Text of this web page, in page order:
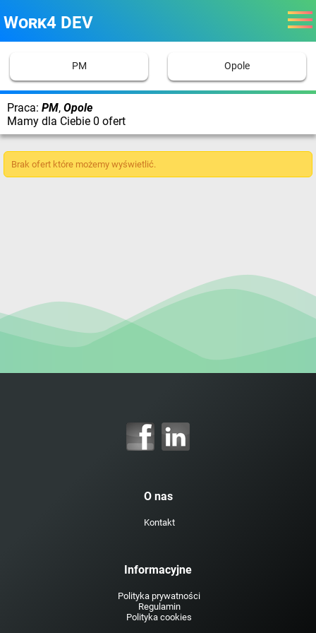
Work4 DEV
PM Opole
Praca: PM, Opole
Mamy dla Ciebie 0 ofert
Brak ofert które możemy wyświetlić.
O nas
Kontakt
Informacyjne
Polityka prywatności
Regulamin
Polityka cookies